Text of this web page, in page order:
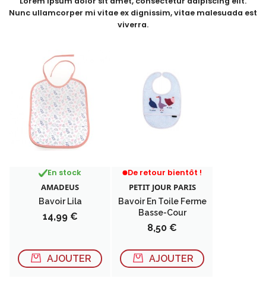
Nunc ullamcorper mi vitae ex dignissim, vitae malesuada est
viverra.
En stock
AMADEUS
Bavoir Lila
Prix
14,99 €
AJOUTER
De retour bientôt !
PETIT JOUR PARIS
Bavoir En Toile Ferme
Basse-Cour
Prix
8,50 €
AJOUTER